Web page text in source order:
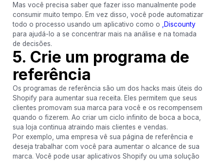
Mas você precisa saber que fazer isso manualmente pode
consumir muito tempo. Em vez disso, você pode automatizar
todo o processo usando um aplicativo como o
,Discounty
para ajudá-lo a se concentrar mais na análise e na tomada
de decisões.
5. Crie um programa de
referência
Os programas de referência são um dos hacks mais úteis do
Shopify para aumentar sua receita. Eles permitem que seus
clientes promovam sua marca para você e os recompensem
quando o fizerem. Ao criar um ciclo infinito de boca a boca,
sua loja continua atraindo mais clientes e vendas.
Por exemplo, uma empresa vê sua página de referência e
deseja trabalhar com você para aumentar o alcance de sua
marca. Você pode usar aplicativos Shopify ou uma solução